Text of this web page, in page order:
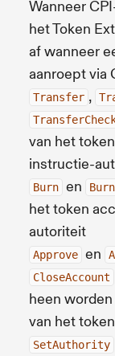
Wanneer
het Token
af wanneer
aanroept via
Transfer ,
van het
instructie-
Burn en
het token
autoriteit
Approve en
CloseAccount
heen
van het
SetAuthority